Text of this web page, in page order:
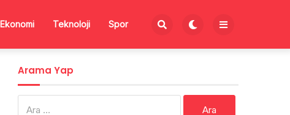
Ekonomi Teknoloji Spor
Arama Yap